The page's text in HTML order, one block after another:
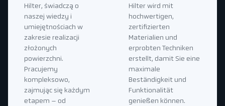
Hilter wird mit
hochwertigen,
zertifizierten
Materialien und
erprobten Techniken
erstellt, damit Sie eine
maximale
Beständigkeit und
Funktionalität
genießen können.
Hilter, świadczą o
naszej wiedzy i
umiejętnościach w
zakresie realizacji
złożonych
powierzchni.
Pracujemy
kompleksowo,
zajmując się każdym
etapem – od